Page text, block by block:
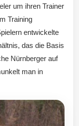
um ihren Trainer
Training
entwickelte
das die Basis
Nürnberger auf
man in